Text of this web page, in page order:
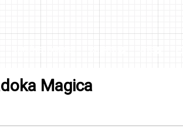
¿QUIÉNES SOMOS?
Magica